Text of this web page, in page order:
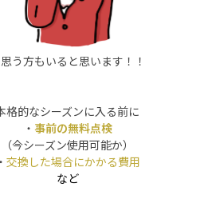
思う方もいると思います！！
格的なシーズンに入る前に
・ 事前の無料点検
（今シーズン使用可能か）
・ 交換した場合にかかる費用
など